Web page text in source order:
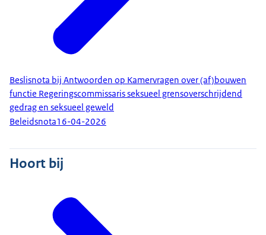
Beslisnota bij Antwoorden op Kamervragen over (af)bouwen
functie Regeringscommissaris seksueel grensoverschrijdend
gedrag en seksueel geweld
Beleidsnota16-04-2026
Hoort bij